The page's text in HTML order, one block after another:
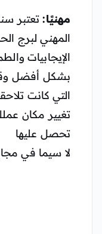
مهنيًا:
المهني لبرج
الإيجابيات
بشكل أفضل
التي كانت
تغيير مكان
تحصل عليها
لا سيما في